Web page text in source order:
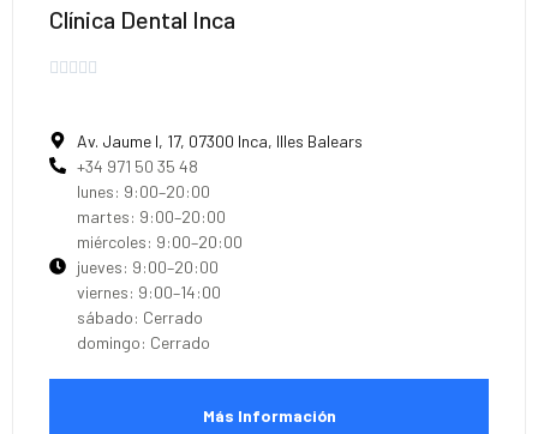
Clínica Dental Inca
    
Av. Jaume I, 17, 07300 Inca, Illes Balears
+34 971 50 35 48
lunes: 9:00–20:00
martes: 9:00–20:00
miércoles: 9:00–20:00
jueves: 9:00–20:00
viernes: 9:00–14:00
sábado: Cerrado
domingo: Cerrado
Más Información